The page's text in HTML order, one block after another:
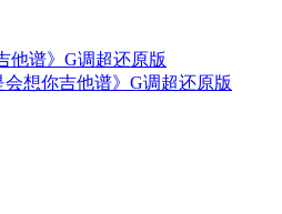
他谱》G调超还原版
想你吉他谱》G调超还原版